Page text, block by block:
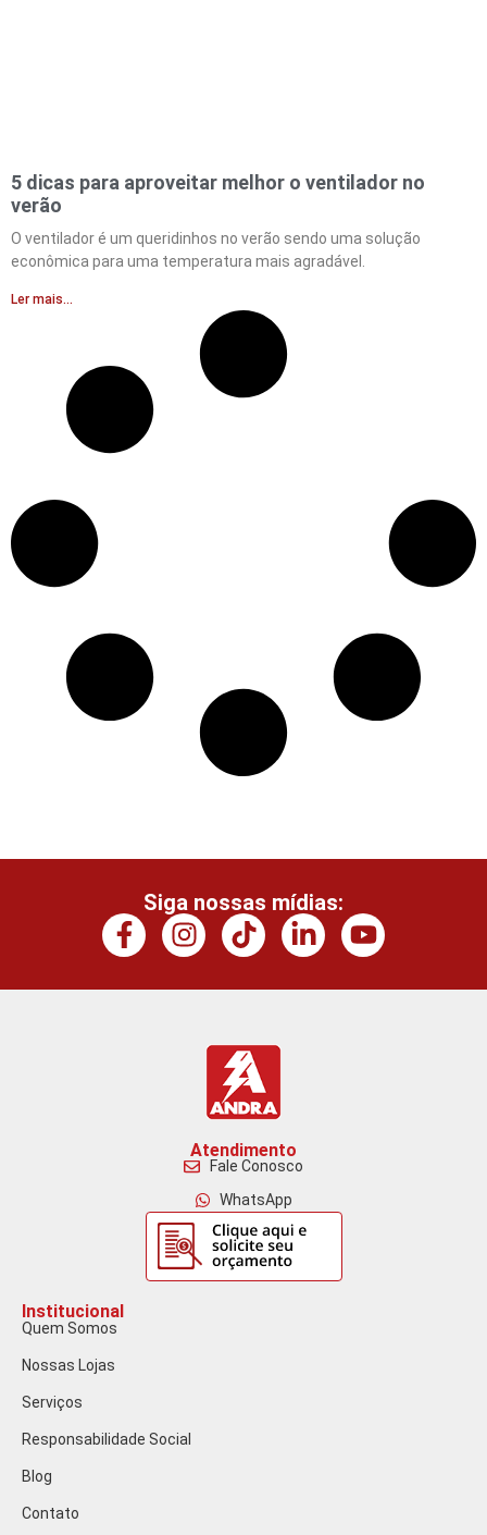
5 dicas para aproveitar melhor o ventilador no
verão
O ventilador é um queridinhos no verão sendo uma solução
econômica para uma temperatura mais agradável.
Ler mais...
Siga nossas mídias:
Atendimento
Fale Conosco
WhatsApp
Institucional
Quem Somos
Nossas Lojas
Serviços
Responsabilidade Social
Blog
Contato